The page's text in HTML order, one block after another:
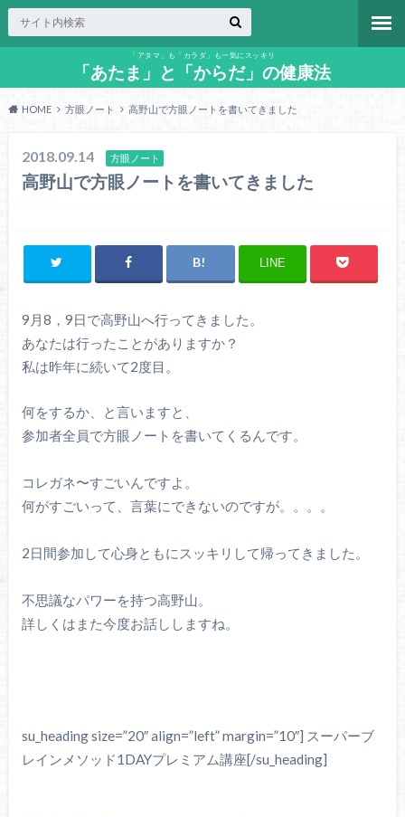
「アタマ」も「カラダ」も一気にスッキリ
「あたま」と「からだ」の健康法
HOME 方眼ノート 高野山で方眼ノートを書いてきました
2018.09.14 方眼ノート
高野山で方眼ノートを書いてきました
LINE
9月8，9日で高野山へ行ってきました。
あなたは行ったことがありますか？
私は昨年に続いて2度目。
何をするか、と言いますと、
参加者全員で方眼ノートを書いてくるんです。
コレガネ〜すごいんですよ。
何がすごいって、言葉にできないのですが。。。。
2日間参加して心身ともにスッキリして帰ってきました。
不思議なパワーを持つ高野山。
詳しくはまた今度お話ししますね。
su_heading size=”20″ align=”left” margin=”10″] スーパーブ
レインメソッド1DAYプレミアム講座[/su_heading]